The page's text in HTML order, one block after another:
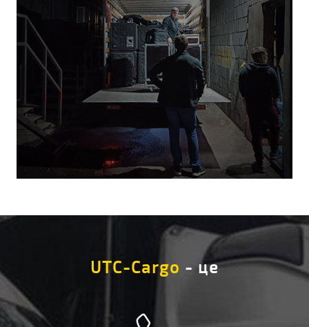
UTC-Cargo - це